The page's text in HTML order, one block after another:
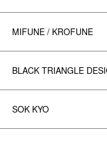
MIFUNE / KROFUNE
BLACK TRIANGLE
SOK KYO